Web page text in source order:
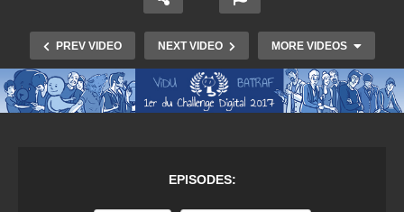
PREV VIDEO NEXT VIDEO MORE VIDEOS
EPISODES: